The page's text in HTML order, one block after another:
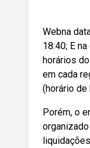
Webna
18:40; E
horários
em cada
(horário de
Porém, o